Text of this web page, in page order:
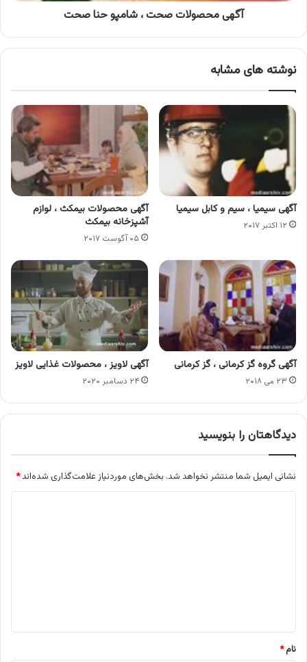
آگهی محصولات صحت ، شامپو حنا صحت
نوشته های مشابه
آگهی سیمیا ، سیم و کابل سیمیا
۱۲ اکتبر ۲۰۱۷
آگهی محصولات بیمکث ، لوازم
آشپزخانه بیمکث
۰۵ آگوست ۲۰۱۷
آگهی گروه گز کرمانی ، گز کرمانی
۲۳ می ۲۰۱۸
آگهی لاویز ، محصولات غذایی لاویز
۲۴ دسامبر ۲۰۲۰
دیدگاهتان را بنویسید
نشانی ایمیل شما منتشر نخواهد شد. بخش‌های موردنیاز علامت‌گذاری شده‌اند*
نام*